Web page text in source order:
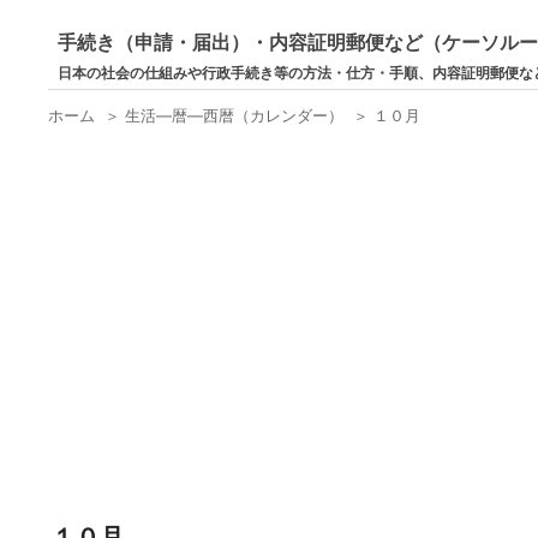
手続き（申請・届出）・内容証明郵便など（ケーソルー
日本の社会の仕組みや行政手続き等の方法・仕方・手順、内容証明郵便
ホーム ＞生活―暦―西暦（カレンダー） ＞ １０月